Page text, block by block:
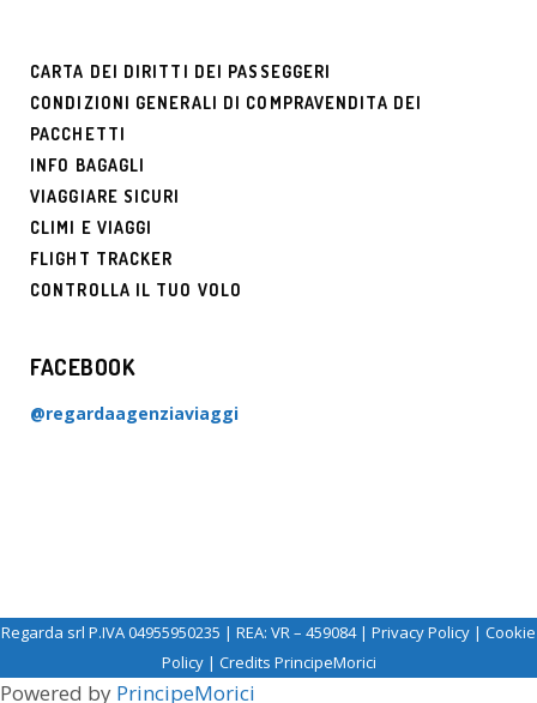
CARTA DEI DIRITTI DEI PASSEGGERI
CONDIZIONI GENERALI DI COMPRAVENDITA DEI
PACCHETTI
INFO BAGAGLI
VIAGGIARE SICURI
CLIMI E VIAGGI
FLIGHT TRACKER
CONTROLLA IL TUO VOLO
FACEBOOK
@regardaagenziaviaggi
Regarda srl P.IVA 04955950235 | REA: VR – 459084 | Privacy Policy | Cookie
Policy| Credits PrincipeMorici
Powered by PrincipeMorici